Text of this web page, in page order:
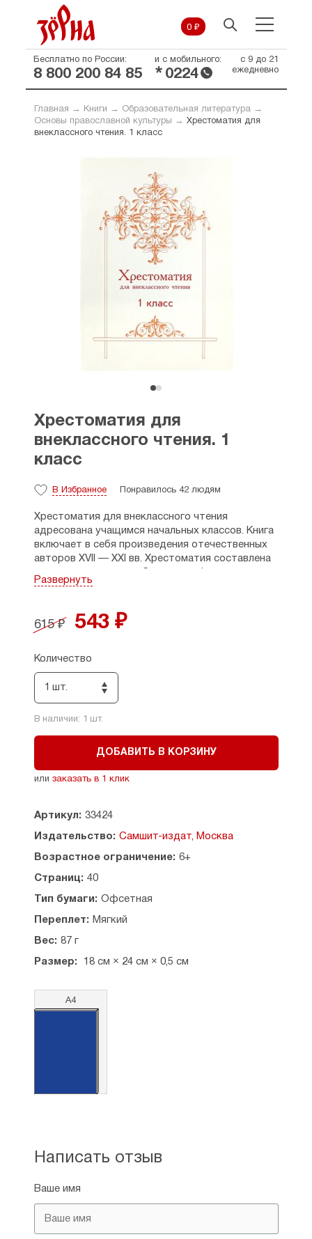
0 ₽
Бесплатно по России:
8 800 200 84 85
и с мобильного:
* 0224
с 9 до 21
ежедневно
Главная → Книги → Образовательная литература→
Основы православной культуры → Хрестоматия для
внеклассного чтения. 1 класс
Хрестоматия для
внеклассного чтения. 1
класс
В Избранное Понравилось 42 людям
Хрестоматия для внеклассного чтения
адресована учащимся начальных классов. Книга
включает в себя произведения отечественных
авторов XVII — XXI вв. Хрестоматия составлена
образовательного стандарта и может быть
учебного пособия, а также в качестве книги для
чтения, позволяющей ученикам познакомиться
Егорова, Ю.В. Тумаланова.
Развернуть
615 ₽ 543 ₽
Количество
1 шт.
В наличии: 1 шт.
ДОБАВИТЬ В КОРЗИНУ
или заказать в 1 клик
Артикул: 33424
Издательство: Самшит-издат, Москва
Возрастное ограничение: 6+
Страниц: 40
Тип бумаги: Офсетная
Переплет: Мягкий
Вес: 87 г
Размер: 18 см × 24 см × 0,5 см
А4
Написать отзыв
Ваше имя